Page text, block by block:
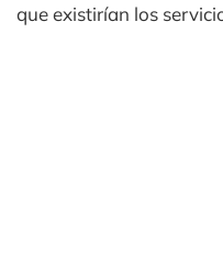
que existirían los